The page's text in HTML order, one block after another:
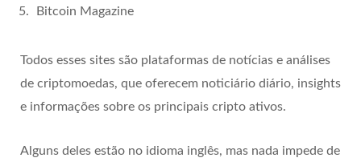
Bitcoin Magazine
Todos esses sites são plataformas de notícias e análises
de criptomoedas, que oferecem noticiário diário, insights
e informações sobre os principais cripto ativos.
Alguns deles estão no idioma inglês, mas nada impede de